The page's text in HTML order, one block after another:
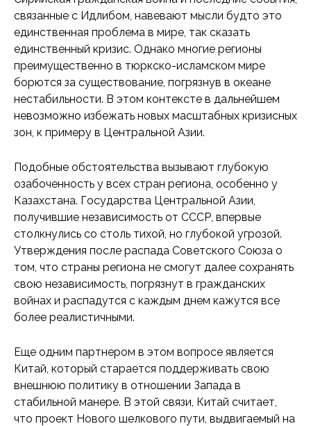
связанные с Идлибом, навевают мысли будто это
единственная проблема в мире, так сказать
единственный кризис. Однако многие регионы
преимущественно в тюркско-исламском мире
борются за существование, погрязнув в океане
нестабильности. В этом контексте в дальнейшем
невозможно избежать новых масштабных кризисных
зон, к примеру в Центральной Азии.
Подобные обстоятельства вызывают глубокую
озабоченность у всех стран региона, особенно у
Казахстана. Государства Центральной Азии,
получившие независимость от СССР, впервые
столкнулись со столь тихой, но глубокой угрозой.
Утверждения после распада Советского Союза о
том, что страны региона не смогут далее сохранять
свою независимость, погрязнут в гражданских
войнах и распадутся с каждым днем кажутся все
более реалистичными.
Еще одним партнером в этом вопросе является
Китай, который старается поддерживать свою
внешнюю политику в отношении Запада в
стабильной манере. В этой связи, Китай считает,
что проект Нового шелкового пути, выдвигаемый на